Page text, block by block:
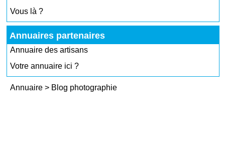
Vous là ?
Annuaires partenaires
Annuaire des artisans
Votre annuaire ici ?
Annuaire > Blog photographie